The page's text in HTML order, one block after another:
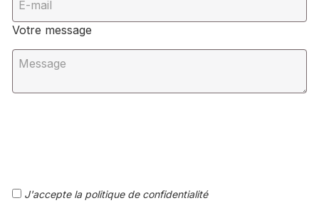
Votre message
J'accepte la politique de confidentialité